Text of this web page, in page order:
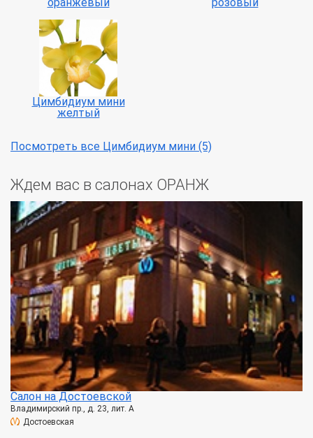
Цимбидиум мини
желтый
Посмотреть все Цимбидиум мини (5)
Ждем вас в салонах ОРАНЖ
Салон на Достоевской
Владимирский пр., д. 23, лит. А
Достоевская